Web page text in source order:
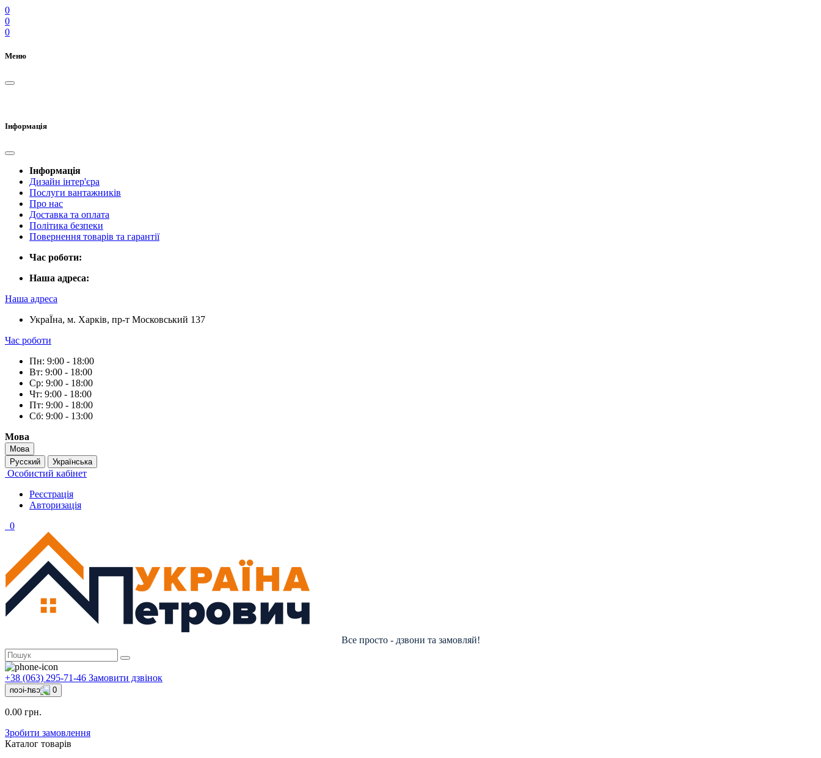
0
0
0
Меню
Інформація
Інформація
Дизайн інтер'єра
Послуги вантажників
Про нас
Доставка та оплата
Політика безпеки
Повернення товарів та гарантії
Час роботи:
Наша адреса:
Наша адреса
УкраЇна, м. Харків, пр-т Московський 137
Час роботи
Пн: 9:00 - 18:00
Вт: 9:00 - 18:00
Ср: 9:00 - 18:00
Чт: 9:00 - 18:00
Пт: 9:00 - 18:00
Сб: 9:00 - 13:00
Мова
Мова
Русский
Українська
Особистий кабінет
Реєстрація
Авторизація
0
Все просто - дзвони та замовляй!
+38 (063) 295-71-46 Замовити дзвінок
0
0.00 грн.
Зробити замовлення
Каталог товарів